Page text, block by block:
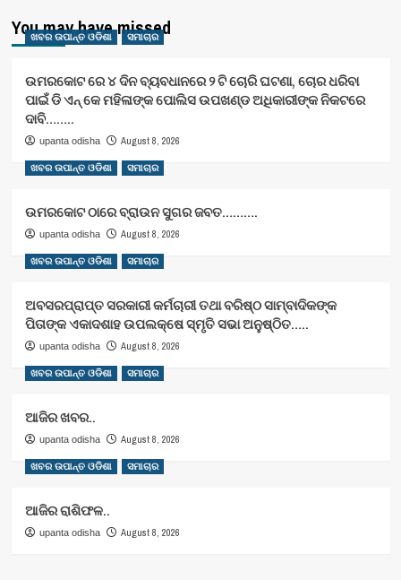
You may have missed
ଖବର ଉପାନ୍ତ ଓଡିଶା ସମାଚାର
ଉମରକୋଟ ରେ ୪ ଦିନ ବ୍ୟବଧାନରେ ୨ ଟି ଚୋରି ଘଟଣା, ଚୋର ଧରିବା
ପାଇଁ ଡି ଏନ୍ କେ ମହିଳାଙ୍କ ପୋଲିସ ଉପଖଣ୍ଡ ଅଧିକାରୀଙ୍କ ନିକଟରେ
ଦାବି……..
upanta odisha August 8, 2026
ଖବର ଉପାନ୍ତ ଓଡିଶା ସମାଚାର
ଉମରକୋଟ ଠାରେ ବ୍ରାଉନ ସୁଗର ଜବତ……….
upanta odisha August 8, 2026
ଖବର ଉପାନ୍ତ ଓଡିଶା ସମାଚାର
ଅବସରପ୍ରାପ୍ତ ସରକାରୀ କର୍ମଚାରୀ ତଥା ବରିଷ୍ଠ ସାମ୍ବାଦିକଙ୍କ
ପିତାଙ୍କ ଏକାଦଶାହ ଉପଲକ୍ଷେ ସ୍ମୃତି ସଭା ଅନୁଷ୍ଠିତ…..
upanta odisha August 8, 2026
ଖବର ଉପାନ୍ତ ଓଡିଶା ସମାଚାର
ଆଜିର ଖବର..
upanta odisha August 8, 2026
ଖବର ଉପାନ୍ତ ଓଡିଶା ସମାଚାର
ଆଜିର ରାଶିଫଳ..
upanta odisha August 8, 2026